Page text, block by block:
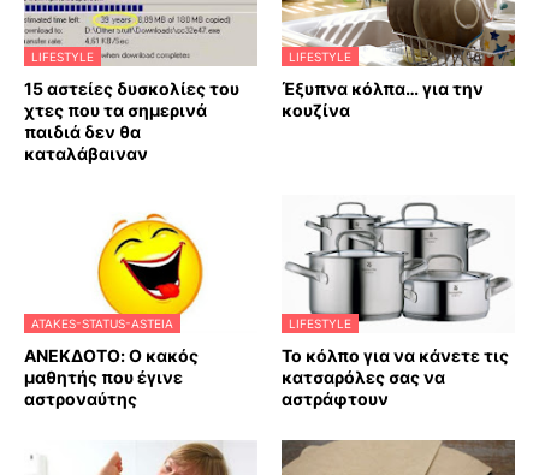
LIFESTYLE
15 αστείες δυσκολίες του
χτες που τα σημερινά
παιδιά δεν θα
καταλάβαιναν
LIFESTYLE
Έξυπνα κόλπα… για την
κουζίνα
ATAKES-STATUS-ASTEIA
ΑΝΕΚΔΟΤΟ: Ο κακός
μαθητής που έγινε
αστροναύτης
LIFESTYLE
Το κόλπο για να κάνετε τις
κατσαρόλες σας να
αστράφτουν